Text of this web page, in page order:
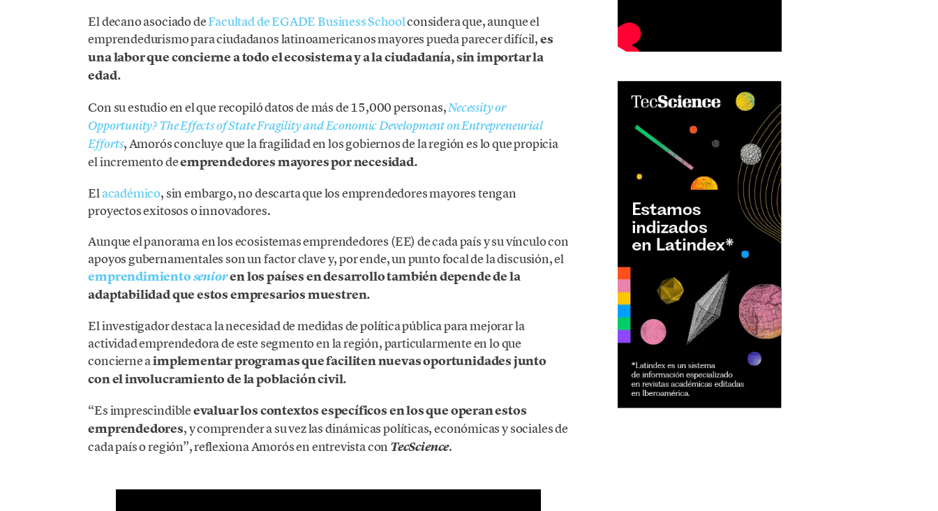
El decano asociado deFacultad de EGADE Business Schoolconsidera que, aunque el
emprendedurismo para ciudadanos latinoamericanos mayores pueda parecer difícil,es
una labor que concierne a todo el ecosistema y a la ciudadanía, sin importar la
edad.
Con su estudio en el que recopiló datos de más de 15,000 personas,Necessity or
Opportunity? The Effects of State Fragility and Economic Development on Entrepreneurial
Efforts, Amorós concluye que la fragilidad en los gobiernos de la región es lo que propicia
el incremento deemprendedores mayores por necesidad.
Elacadémico, sin embargo, no descarta que los emprendedores mayores tengan
proyectos exitosos o innovadores.
Aunque el panorama en los ecosistemas emprendedores (EE) de cada país y su vínculo con
apoyos gubernamentales son un factor clave y, por ende, un punto focal de la discusión, el
emprendimientosenioren los países en desarrollo también depende de la
adaptabilidad que estos empresarios muestren.
El investigador destaca la necesidad de medidas de política pública para mejorar la
actividad emprendedora de este segmento en la región, particularmente en lo que
concierne aimplementar programas que faciliten nuevas oportunidades junto
con el involucramiento de la población civil.
“Es imprescindibleevaluar los contextos específicos en los que operan estos
emprendedores, y comprender a su vez las dinámicas políticas, económicas y sociales de
cada país o región”, reflexiona Amorós en entrevista con TecScience.